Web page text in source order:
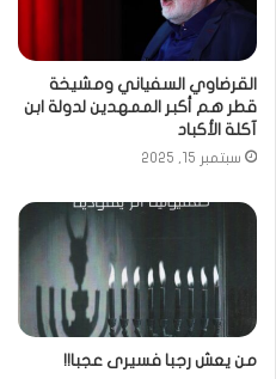
القرضاوي السفياني ومشيخة
قطر هم أكبر الممهدين لدولة ابن
آكلة الأكباد
سبتمبر 15, 2025
من يعش رجبا فسيرى عجبا!!